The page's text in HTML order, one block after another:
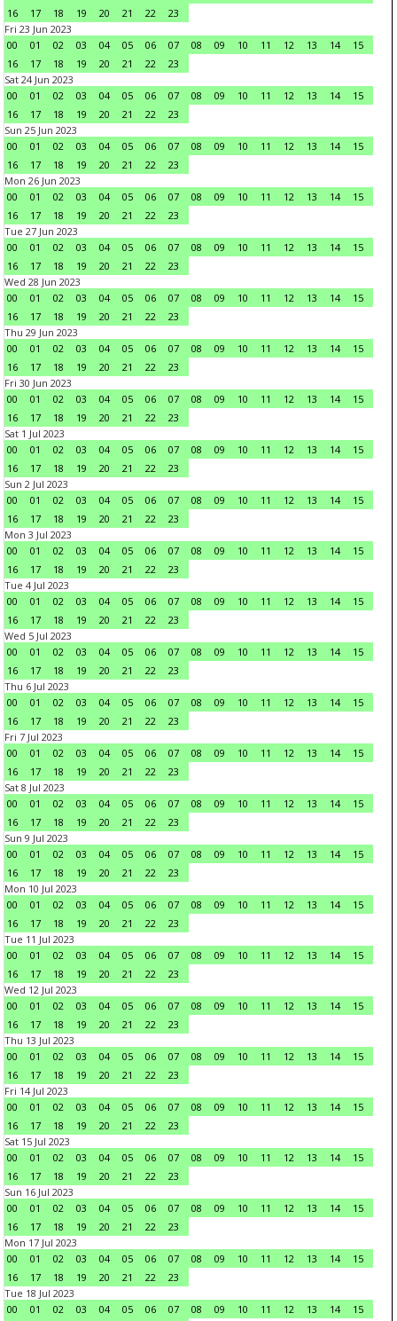
16
17 18 19 20 21 22
23
Fri 23 Jun 2023
00
01 02 03 04 05 06 07 08 09 10 11 12 13 14
15
16
17 18 19 20 21 22
23
Sat 24 Jun 2023
00
01 02 03 04 05 06 07 08 09 10 11 12 13 14
15
16
17 18 19 20 21 22
23
Sun 25 Jun 2023
00
01 02 03 04 05 06 07 08 09 10 11 12 13 14
15
16
17 18 19 20 21 22
23
Mon 26 Jun 2023
00
01 02 03 04 05 06 07 08 09 10 11 12 13 14
15
16
17 18 19 20 21 22
23
Tue 27 Jun 2023
00
01 02 03 04 05 06 07 08 09 10 11 12 13 14
15
16
17 18 19 20 21 22
23
Wed 28 Jun 2023
00
01 02 03 04 05 06 07 08 09 10 11 12 13 14
15
16
17 18 19 20 21 22
23
Thu 29 Jun 2023
00
01 02 03 04 05 06 07 08 09 10 11 12 13 14
15
16
17 18 19 20 21 22
23
Fri 30 Jun 2023
00
01 02 03 04 05 06 07 08 09 10 11 12 13 14
15
16
17 18 19 20 21 22
23
Sat 1 Jul 2023
00
01 02 03 04 05 06 07 08 09 10 11 12 13 14
15
16
17 18 19 20 21 22
23
Sun 2 Jul 2023
00
01 02 03 04 05 06 07 08 09 10 11 12 13 14
15
16
17 18 19 20 21 22
23
Mon 3 Jul 2023
00
01 02 03 04 05 06 07 08 09 10 11 12 13 14
15
16
17 18 19 20 21 22
23
Tue 4 Jul 2023
00
01 02 03 04 05 06 07 08 09 10 11 12 13 14
15
16
17 18 19 20 21 22
23
Wed 5 Jul 2023
00
01 02 03 04 05 06 07 08 09 10 11 12 13 14
15
16
17 18 19 20 21 22
23
Thu 6 Jul 2023
00
01 02 03 04 05 06 07 08 09 10 11 12 13 14
15
16
17 18 19 20 21 22
23
Fri 7 Jul 2023
00
01 02 03 04 05 06 07 08 09 10 11 12 13 14
15
16
17 18 19 20 21 22
23
Sat 8 Jul 2023
00
01 02 03 04 05 06 07 08 09 10 11 12 13 14
15
16
17 18 19 20 21 22
23
Sun 9 Jul 2023
00
01 02 03 04 05 06 07 08 09 10 11 12 13 14
15
16
17 18 19 20 21 22
23
Mon 10 Jul 2023
00
01 02 03 04 05 06 07 08 09 10 11 12 13 14
15
16
17 18 19 20 21 22
23
Tue 11 Jul 2023
00
01 02 03 04 05 06 07 08 09 10 11 12 13 14
15
16
17 18 19 20 21 22
23
Wed 12 Jul 2023
00
01 02 03 04 05 06 07 08 09 10 11 12 13 14
15
16
17 18 19 20 21 22
23
Thu 13 Jul 2023
00
01 02 03 04 05 06 07 08 09 10 11 12 13 14
15
16
17 18 19 20 21 22
23
Fri 14 Jul 2023
00
01 02 03 04 05 06 07 08 09 10 11 12 13 14
15
16
17 18 19 20 21 22
23
Sat 15 Jul 2023
00
01 02 03 04 05 06 07 08 09 10 11 12 13 14
15
16
17 18 19 20 21 22
23
Sun 16 Jul 2023
00
01 02 03 04 05 06 07 08 09 10 11 12 13 14
15
16
17 18 19 20 21 22
23
Mon 17 Jul 2023
00
01 02 03 04 05 06 07 08 09 10 11 12 13 14
15
16
17 18 19 20 21 22
23
Tue 18 Jul 2023
00
01 02 03 04 05 06 07 08 09 10 11 12 13 14 15